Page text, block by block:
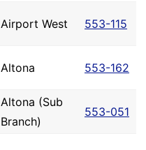
Airport West 553-115
Altona 553-162
Altona (Sub
Branch)
553-051